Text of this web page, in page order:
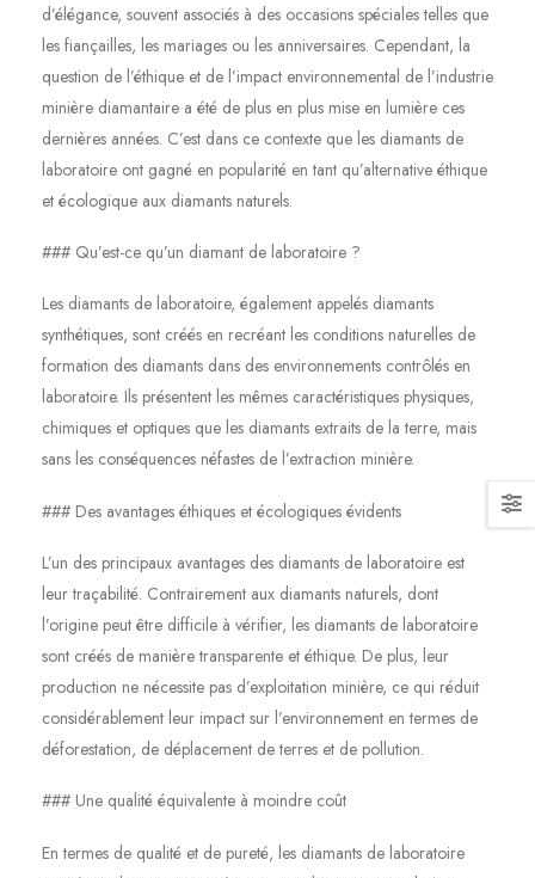
d’élégance, souvent associés à des occasions spéciales telles que
les fiançailles, les mariages ou les anniversaires. Cependant, la
question de l’éthique et de l’impact environnemental de l’industrie
minière diamantaire a été de plus en plus mise en lumière ces
dernières années. C’est dans ce contexte que les diamants de
laboratoire ont gagné en popularité en tant qu’alternative éthique
et écologique aux diamants naturels.
### Qu’est-ce qu’un diamant de laboratoire ?
Les diamants de laboratoire, également appelés diamants
synthétiques, sont créés en recréant les conditions naturelles de
formation des diamants dans des environnements contrôlés en
laboratoire. Ils présentent les mêmes caractéristiques physiques,
chimiques et optiques que les diamants extraits de la terre, mais
sans les conséquences néfastes de l’extraction minière.
### Des avantages éthiques et écologiques évidents
L’un des principaux avantages des diamants de laboratoire est
leur traçabilité. Contrairement aux diamants naturels, dont
l’origine peut être difficile à vérifier, les diamants de laboratoire
sont créés de manière transparente et éthique. De plus, leur
production ne nécessite pas d’exploitation minière, ce qui réduit
considérablement leur impact sur l’environnement en termes de
déforestation, de déplacement de terres et de pollution.
### Une qualité équivalente à moindre coût
En termes de qualité et de pureté, les diamants de laboratoire